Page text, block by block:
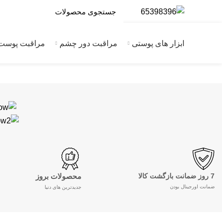
ابزار های پوستی مراقبت دور چشم مراقبت
محصولات بروز
جدیدترین های دنیا
7 روز ضمانت بازگشت کالا
ضمانت اورجینال بودن